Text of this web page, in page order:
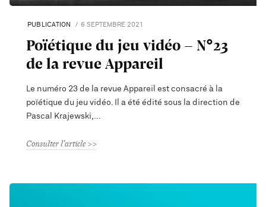
PUBLICATION 6 SEPTEMBRE 2021
Poïétique du jeu vidéo - N°23
de la revue Appareil
Le numéro 23 de la revue Appareil est consacré à la
poïétique du jeu vidéo. Il a été édité sous la direction de
Pascal Krajewski,
Consulter l'article